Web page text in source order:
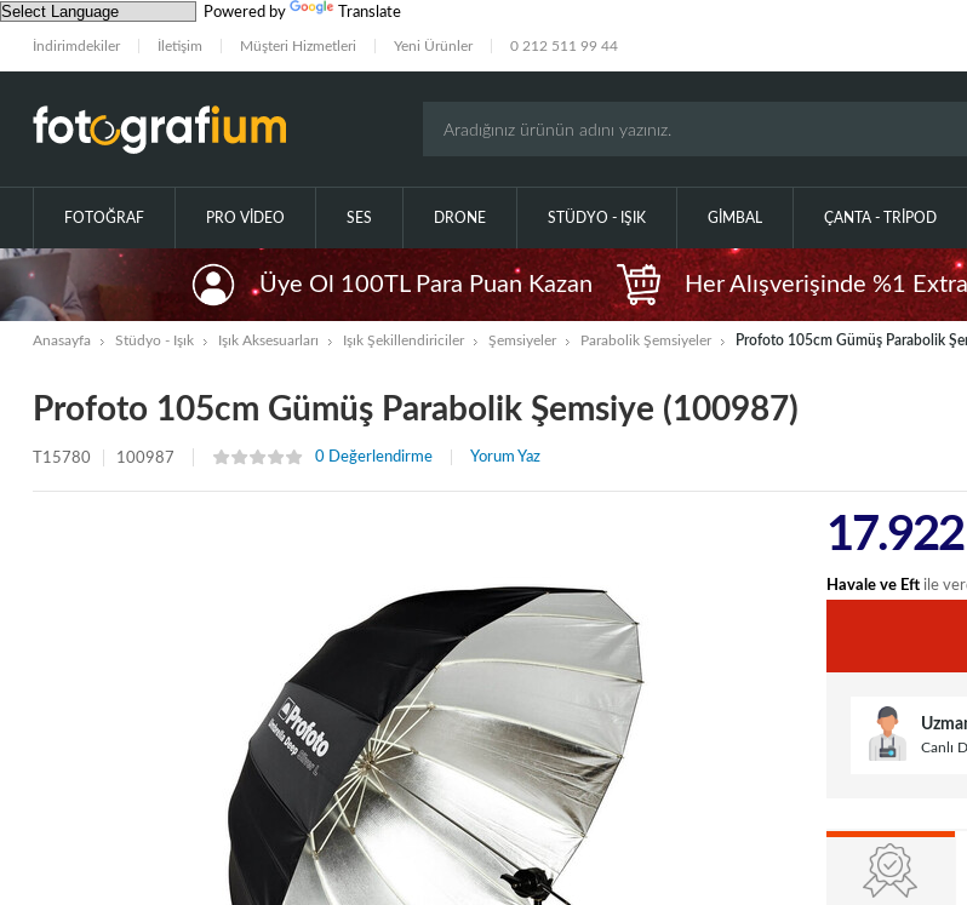
Powered by Translate
İndirimdekiler İletişim Müşteri Hizmetleri Yeni Ürünler 0 212 511 99 44
FOTOĞRAF PRO VIDEO SES DRONE STÜDYO - IŞIK GIMBAL ÇANTA - TRIPOD
Üye Ol 100TL Para Puan Kazan Her Alışverişinde %1
Anasayfa Stüdyo - Işık Işık Aksesuarları Işık Şekillendiriciler Şemsiyeler Parabolik Şemsiyeler Profoto 105cm Gümüş Parabolik
Profoto 105cm Gümüş Parabolik Şemsiye (100987)
T15780 100987 0 Değerlendirme Yorum Yaz
17.922
Havale ve Eft ile
Canlı